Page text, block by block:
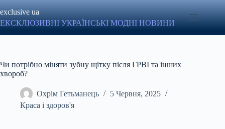
до
вмісту
exclusive ua
ЕКСКЛЮЗИВНІ УКРАЇНСЬКІ МОДНІ НОВИНИ
Чи потрібно міняти зубну щітку після ГРВІ та інших
хвороб?
Охрім Гетьманець
5 Червня, 2025
Краса і здоров'я